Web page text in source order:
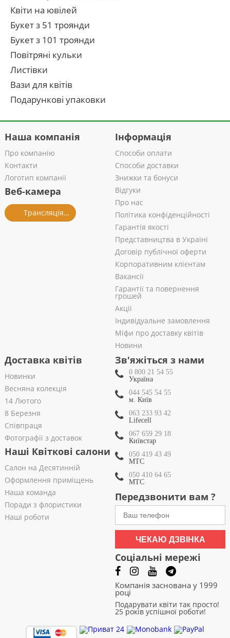
Квіти на ювілей
Букет з 51 троянди
Букет з 101 троянди
Повітряні кульки
Листівки
Вази для квітів
Подарункові упаковки
Наша компанія
Про компанію
Контакти
Логотип компанії
Веб-камера
Трансляція із салону
Інформація
Способи оплати
Способи доставки
Знижки та бонуси
Відгуки
Про нас
Політика конфіденційності
Гарантія якості
Представництва в Україні
Договір публічної оферти
Корпоративним клієнтам
Вакансії
Гарантії та повернення
грошей
Акції
Індивідуальне замовлення
Міфи про доставку квітів
Новини
Доставка квітів
Новинки
Весняна колекція
14 Лютого
8 Березня
Співпраця
Фотографії з доставок
Наші Квіткові салони
Салон на Десятинній
Оформлення приміщень
Наша команда
Поради з флористики
Наші роботи
Зв'яжіться з нами
0 800 21 54 55
Україна
044 545 54 55
м. Київ
063 233 93 42
Lifecell
067 659 29 18
Київстар
050 419 43 49
МТС
050 410 64 65
МТС
Передзвонити вам ?
ЧЕКАЮ ДЗВІНКА
Соціальні мережі
Компанія заснована у 1999
році
Подарувати квіти так просто!
25 років успішної роботи!